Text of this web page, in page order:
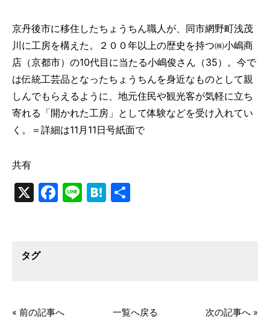
京丹後市に移住したちょうちん職人が、同市網野町浅茂
川に工房を構えた。２００年以上の歴史を持つ㈱小嶋商
店（京都市）の10代目に当たる小嶋俊さん（35）。今で
は伝統工芸品となったちょうちんを身近なものとして親
しんでもらえるように、地元住民や観光客が気軽に立ち
寄れる「開かれた工房」として体験などを受け入れてい
く。＝詳細は11月11日号紙面で
共有
X Facebook
LineHatena
タグ
« 前の記事へ 一覧へ戻る 次の記事へ »